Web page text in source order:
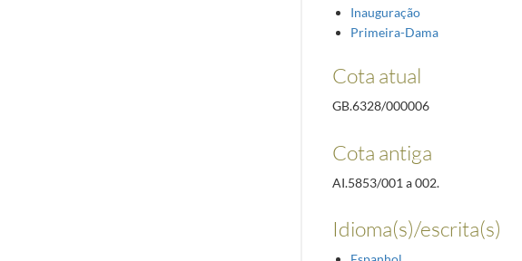
Inauguração
Primeira-Dama
Cota atual
GB.6328/000006
Cota antiga
AI.5853/001 a 002.
Idioma(s)/escrita(s)